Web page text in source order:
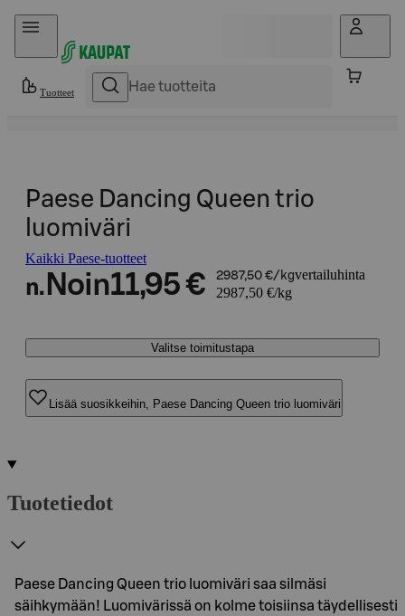
Hyppää sisältöön
Tuotteet
Paese Dancing Queen trio
luomiväri
Kaikki Paese-tuotteet
n. Noin11,95 € 2987,50 €/kgvertailuhinta
2987,50 €/kg
Valitse toimitustapa
Lisää suosikkeihin, Paese Dancing Queen trio luomiväri
Tuotetiedot
Paese Dancing Queen trio luomiväri saa silmäsi
säihkymään! Luomivärissä on kolme toisiinsa täydellisesti